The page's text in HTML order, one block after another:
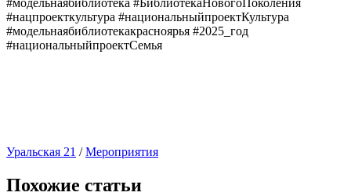
#нацпроекткультура #национальныйпроектКультура
#модельнаябиблиотекакрасноярья #2025_год
#национальныйпроектСемья
Уральская 21 /Мероприятия
Похожие статьи